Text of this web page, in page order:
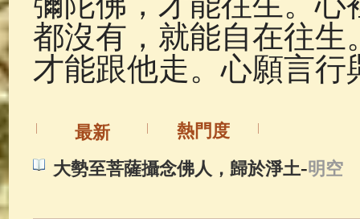
都沒有，就能自在往
才能跟他走。心願言
最新
熱門度
大勢至菩薩攝念佛人，歸於淨土-明空